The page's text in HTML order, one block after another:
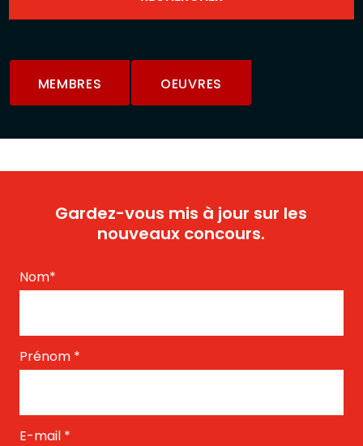
MEMBRES OEUVRES
Gardez-vous mis à jour sur les
nouveaux concours.
Nom*
Prénom *
E-mail *